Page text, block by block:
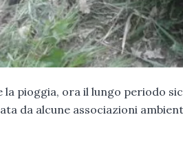
la pioggia, ora il lungo periodo
da alcune associazioni